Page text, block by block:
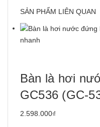
SẢN PHẨM LIÊN QUAN
nhanh
Bàn là hơi
GC536 (GC-
2.598.000₫